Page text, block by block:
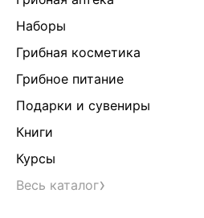
Наборы
Грибная косметика
Грибное питание
Подарки и сувениры
Книги
Курсы
Весь каталог›